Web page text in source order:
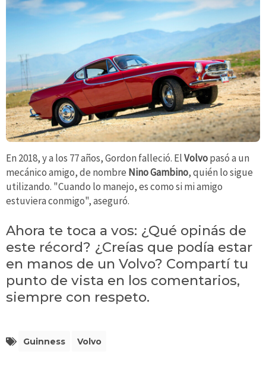
En 2018, y a los 77 años, Gordon falleció. ElVolvopasó a un
mecánico amigo, de nombre Nino Gambino, quién lo sigue
utilizando. "Cuando lo manejo, es como si mi amigo
estuviera conmigo", aseguró.
Ahora te toca a vos: ¿Qué opinás de
este récord? ¿Creías que podía estar
en manos de un Volvo? Compartí tu
punto de vista en los comentarios,
siempre con respeto.
Guinness Volvo